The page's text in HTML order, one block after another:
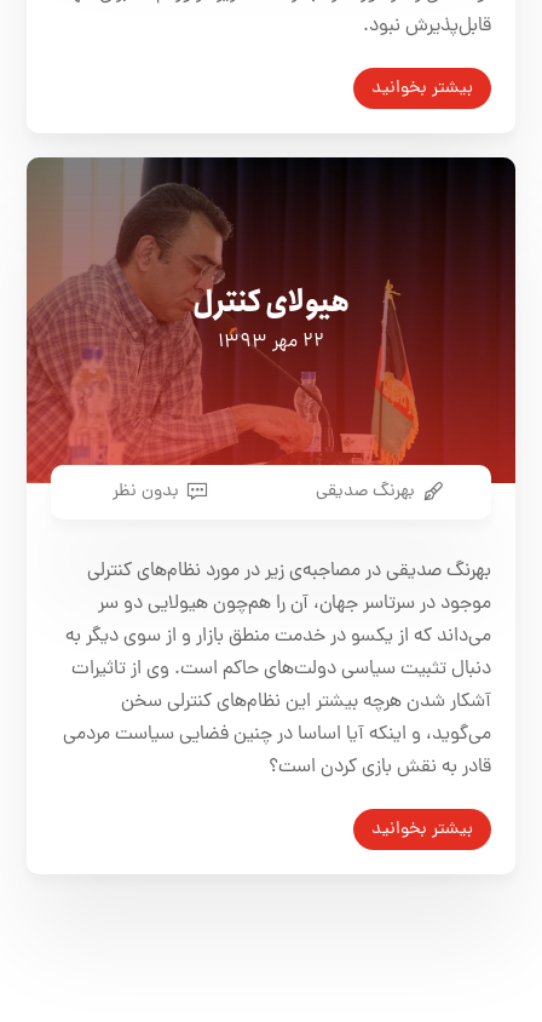
قابل‌پذیرش نبود.
بیشتر بخوانید
هیولای کنترل
۲۲ مهر ۱۳۹۳
بهرنگ صدیقی بدون نظر
بهرنگ صدیقی در مصاجبه‌ی زیر در مورد نظام‌های کنترلی
موجود در سرتاسر جهان، آن را هم‌چون هیولایی دو سر
می‌داند که از یکسو در خدمت منطق بازار و از سوی دیگر به
دنبال تثبیت سیاسی دولت‌های حاکم است. وی از تاثیرات
آشکار شدن هرچه بیشتر این نظام‌های کنترلی سخن
می‌گوید، و اینکه آیا اساسا در چنین فضایی سیاست مردمی
قادر به نقش بازی کردن است؟
بیشتر بخوانید